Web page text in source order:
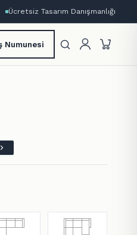
Ücretsiz Tasarım Danışmanlığı
Numunesi